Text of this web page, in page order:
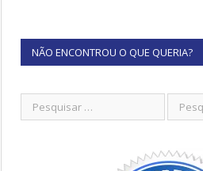
NÃO ENCONTROU O QUE QUERIA?